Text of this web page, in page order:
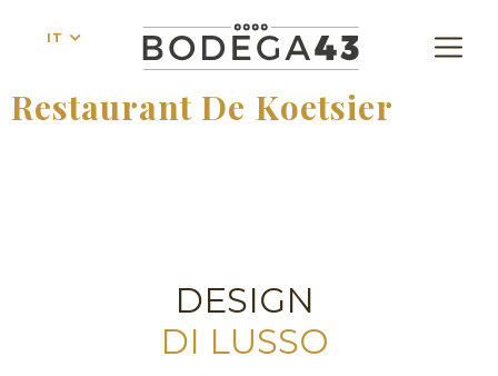
IT
Restaurant De Koetsier
DESIGN
DI LUSSO